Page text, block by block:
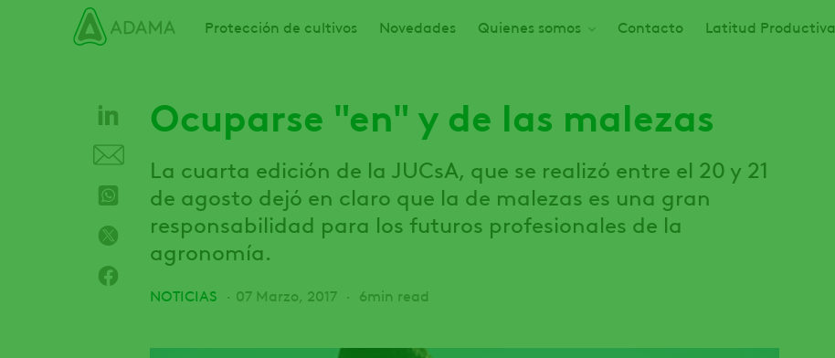
Main navigation
Protección de cultivos Novedades Quienes somos Contacto Latitud Productiva
Ocuparse "en" y de las malezas
La cuarta edición de la JUCsA, que se realizó entre el 20 y 21
de agosto dejó en claro que la de malezas es una gran
responsabilidad para los futuros profesionales de la
agronomía.
NOTICIAS 07 Marzo, 2017 6min read